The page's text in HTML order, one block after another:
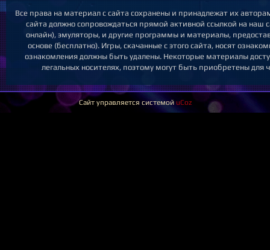
Все права на материал с сайта сохранены и принадлежат их
сайта должно сопровождаться прямой активной ссылкой на наш
онлайн), эмуляторы, и другие программы и материалы,
основе (бесплатно). Игры, скачанные с этого сайта, носят
ознакомления должны быть удалены. Некоторые материалы
легальных носителях, поэтому могут быть приобретены для
Сайт управляется системой uCoz